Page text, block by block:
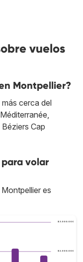
vuelos
Montpellier?
cerca del
Cap
para volar
es
$ 2.000.000
$ 3.000.000